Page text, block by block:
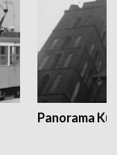
Panorama